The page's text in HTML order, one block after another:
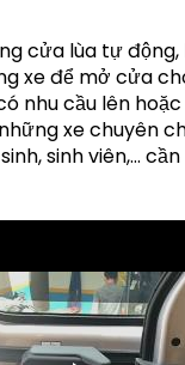
cửa lùa tự động,
xe để mở cửa
nhu cầu lên hoặc
xe chuyên
sinh viên,…